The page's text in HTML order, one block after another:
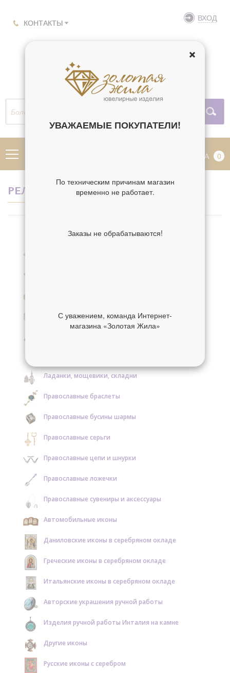
КОНТАКТЫ ВХОД
КОРЗИНА 0
РЕЛИГИЯ ГАЛИНА
Образки и нательные иконы серебряные
Ладанки, мощевики, складни
Православные браслеты
Православные бусины шармы
Православные серьги
Православные цепи и шнурки
Православные ложечки
Православные сувениры и аксессуары
Автомобильные иконы
Даниловские иконы в серебряном окладе
Греческие иконы в серебряном окладе
Итальянские иконы в серебряном окладе
Авторские украшения ручной работы
Изделия ручной работы Инталия на камне
Другие иконы
Русские иконы с серебром
УВАЖАЕМЫЕ ПОКУПАТЕЛИ!
По техническим причинам магазин
временно не работает.
Заказы не обрабатываются!
С уважением, команда Интернет-
магазина «Золотая Жила»